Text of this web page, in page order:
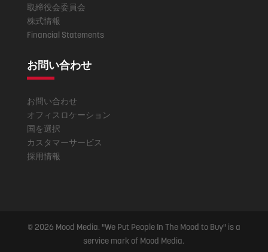
取締役会委員会
株式情報
Financial Statements
お問い合わせ
お問い合わせ
オフィスロケーション
国を選択
カスタマーサービス
採用情報
© 2026 Mood Media. "We Put People In The Mood to Buy" is a
service mark of Mood Media.